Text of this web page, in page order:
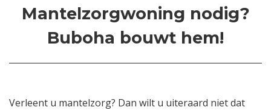
Mantelzorgwoning nodig?
Buboha bouwt hem!
Verleent u mantelzorg? Dan wilt u uiteraard niet dat